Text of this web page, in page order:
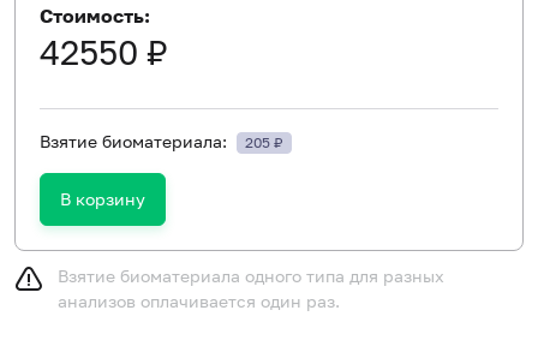
Стоимость:
42550 ₽
Взятие биоматериала: 205 ₽
В корзину
Взятие биоматериала одного типа для разных
анализов оплачивается один раз.